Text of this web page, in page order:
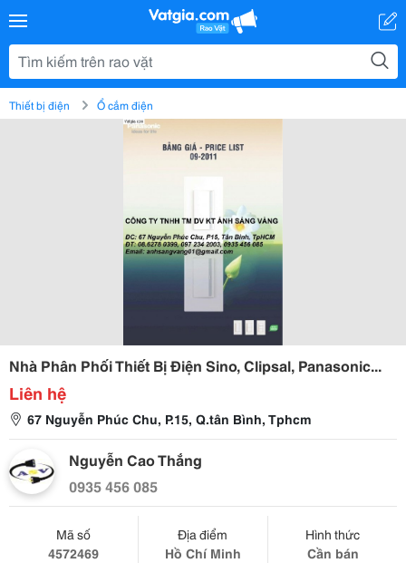
Thiết bị điện Ổ cắm điện
Nhà Phân Phối Thiết Bị Điện Sino, Clipsal, Panasonic...
Liên hệ
67 Nguyễn Phúc Chu, P.15, Q.tân Bình, Tphcm
Nguyễn Cao Thắng
0935 456 085
Mã số
4572469
Địa điểm
Hồ Chí Minh
Hình thức
Cần bán